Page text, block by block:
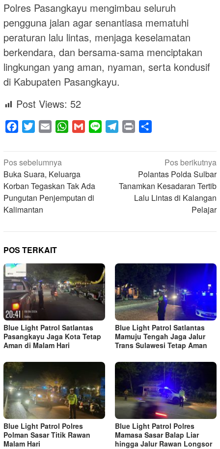
Polres Pasangkayu mengimbau seluruh
pengguna jalan agar senantiasa mematuhi
peraturan lalu lintas, menjaga keselamatan
berkendara, dan bersama-sama menciptakan
lingkungan yang aman, nyaman, serta kondusif
di Kabupaten Pasangkayu.
Post Views: 52
Facebook
Twitter Email WhatsApp
Gmail Line Telegram
Print
Navigasi
pos
Pos sebelumnya
Buka Suara, Keluarga
Korban Tegaskan Tak Ada
Pungutan Penjemputan di
Kalimantan
Pos berikutnya
Polantas Polda Sulbar
Tanamkan Kesadaran Tertib
Lalu Lintas di Kalangan
Pelajar
POS TERKAIT
Blue Light Patrol Satlantas
Pasangkayu Jaga Kota Tetap
Aman di Malam Hari
Blue Light Patrol Satlantas
Mamuju Tengah Jaga Jalur
Trans Sulawesi Tetap Aman
Blue Light Patrol Polres
Polman Sasar Titik Rawan
Malam Hari
Blue Light Patrol Polres
Mamasa Sasar Balap Liar
hingga Jalur Rawan Longsor